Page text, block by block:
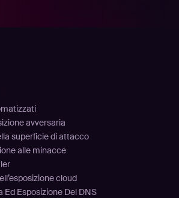
avversaria
superficie di attacco
alle minacce
cloud
Esposizione Del DNS